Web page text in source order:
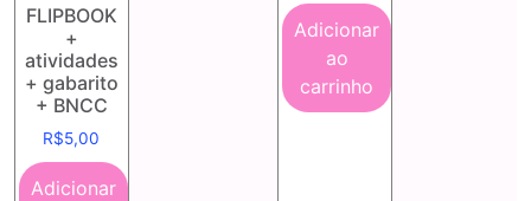
FLIPBOOK
+
atividades
+ gabarito
+ BNCC
R$5,00
Adicionar
Adicionar
ao
carrinho